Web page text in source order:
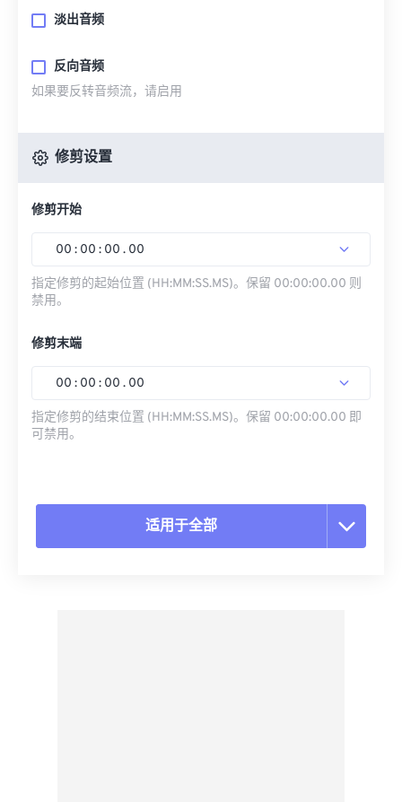
淡出音频
反向音频
如果要反转音频流，请启用
修剪设置
修剪开始
00 : 00 : 00 . 00
指定修剪的起始位置 (HH:MM:SS.MS)。保留 00:00:00.00 则
禁用。
修剪末端
00 : 00 : 00 . 00
指定修剪的结束位置 (HH:MM:SS.MS)。保留 00:00:00.00 即
可禁用。
适用于全部